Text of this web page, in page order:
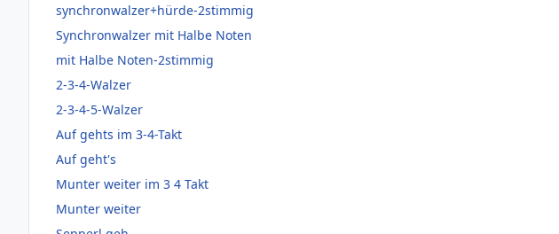
synchronwalzer+hürde-2stimmig
Synchronwalzer mit Halbe Noten
mit Halbe Noten-2stimmig
2-3-4-Walzer
2-3-4-5-Walzer
Auf gehts im 3-4-Takt
Auf geht's
Munter weiter im 3 4 Takt
Munter weiter